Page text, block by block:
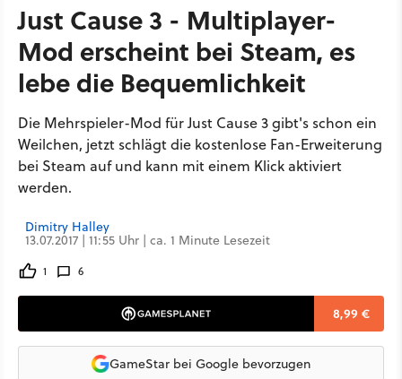
Just Cause 3 - Multiplayer-
Mod erscheint bei Steam, es
lebe die Bequemlichkeit
Die Mehrspieler-Mod für Just Cause 3 gibt's schon ein
Weilchen, jetzt schlägt die kostenlose Fan-Erweiterung
bei Steam auf und kann mit einem Klick aktiviert
werden.
Dimitry Halley
13.07.2017 | 11:55 Uhr | ca. 1 Minute Lesezeit
1 6
8,99 €
GameStar bei Google bevorzugen